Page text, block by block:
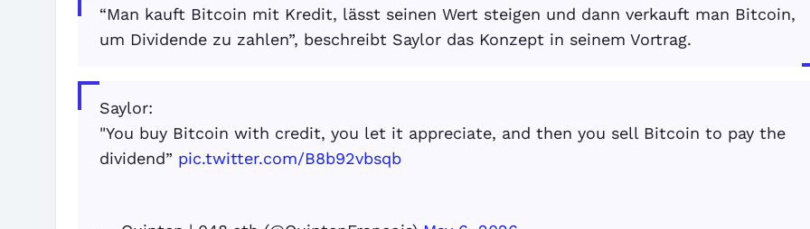
“Man kauft Bitcoin mit Kredit, lässt seinen Wert steigen und dann verkauft man Bitcoin,
um Dividende zu zahlen”, beschreibt Saylor das Konzept in seinem Vortrag.
Saylor:
"You buy Bitcoin with credit, you let it appreciate, and then you sell Bitcoin to pay the
dividend” pic.twitter.com/B8b92vbsqb